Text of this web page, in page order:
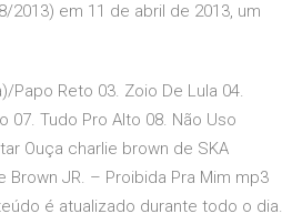
2013) em 11 de abril de 2013, um
Papo Reto 03. Zoio De Lula 04.
07. Tudo Pro Alto 08. Não Uso
Ouça charlie brown de SKA
Brown JR. – Proibida Pra Mim mp3
é atualizado durante todo o dia.